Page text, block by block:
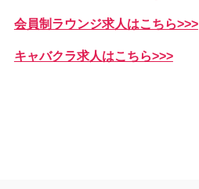
会員制ラウンジ求人はこちら>>>
キャバクラ求人はこちら>>>